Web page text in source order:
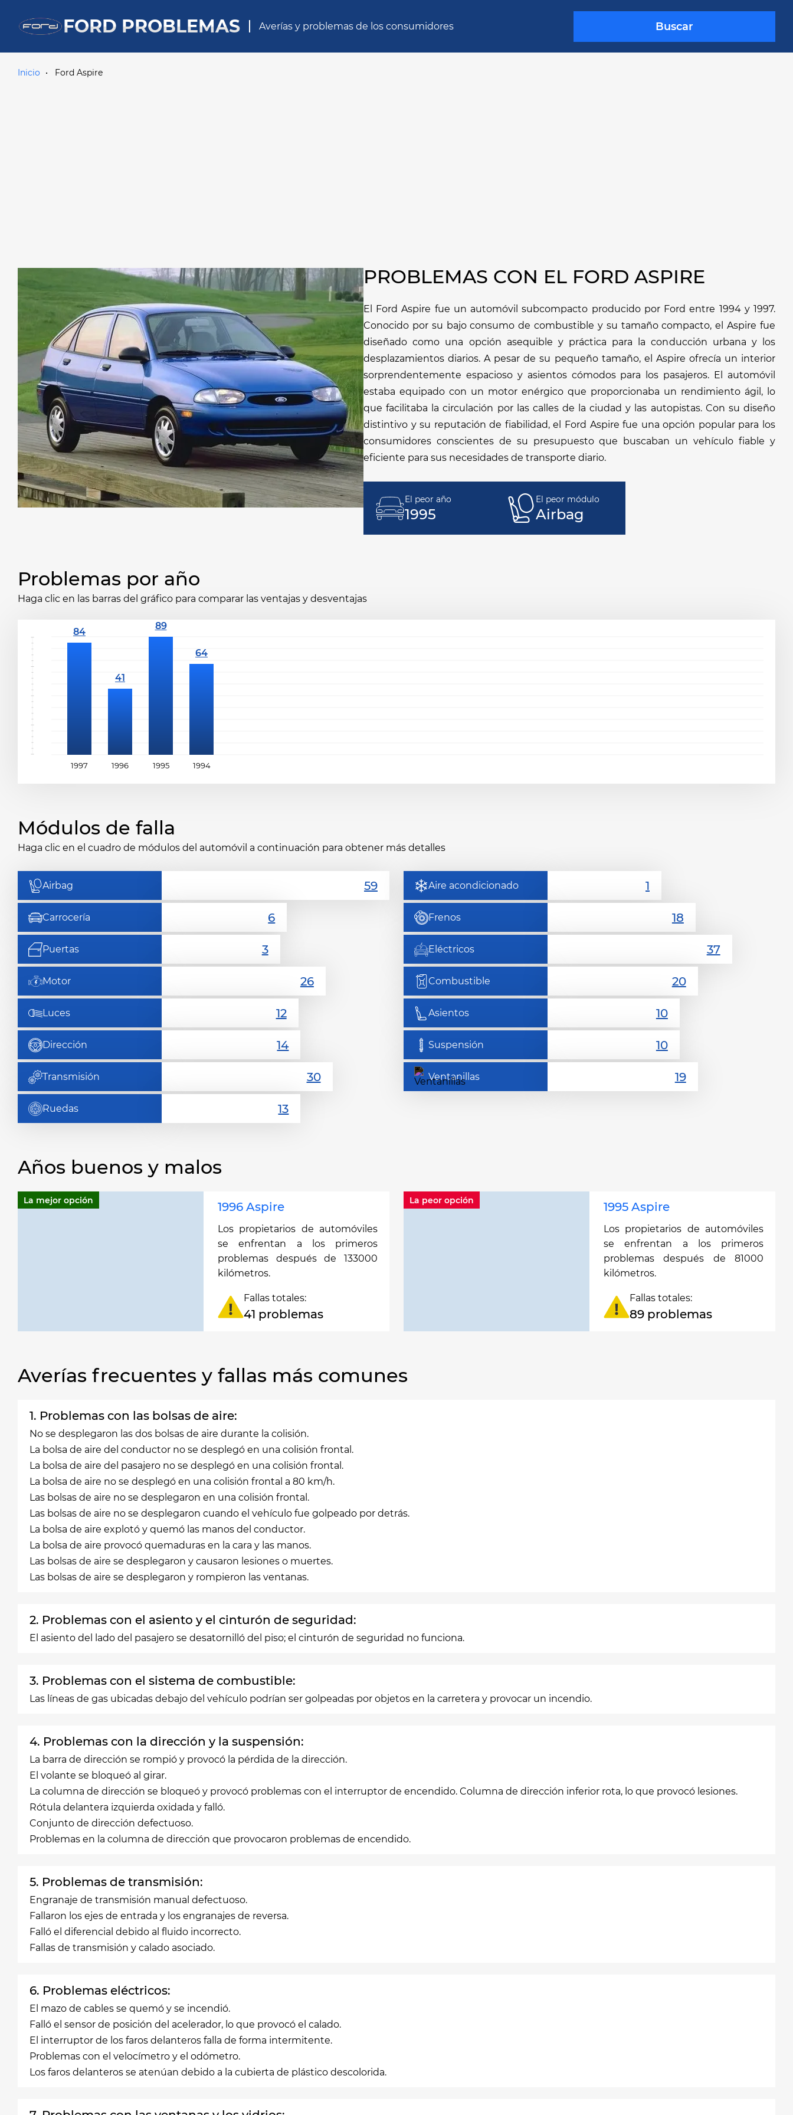
FORD PROBLEMAS Averías y problemas de los consumidores Buscar
Inicio Ford Aspire
PROBLEMAS CON EL FORD ASPIRE
El Ford Aspire fue un automóvil subcompacto producido por Ford entre 1994 y 1997.
Conocido por su bajo consumo de combustible y su tamaño compacto, el Aspire fue
diseñado como una opción asequible y práctica para la conducción urbana y los
desplazamientos diarios. A pesar de su pequeño tamaño, el Aspire ofrecía un interior
sorprendentemente espacioso y asientos cómodos para los pasajeros. El automóvil
estaba equipado con un motor enérgico que proporcionaba un rendimiento ágil, lo
que facilitaba la circulación por las calles de la ciudad y las autopistas. Con su diseño
distintivo y su reputación de fiabilidad, el Ford Aspire fue una opción popular para los
consumidores conscientes de su presupuesto que buscaban un vehículo fiable y
eficiente para sus necesidades de transporte diario.
El peor año
1995
El peor módulo
Airbag
Problemas por año
Haga clic en las barras del gráfico para comparar las ventajas y desventajas
1997 1996 1995 1994
Módulos de falla
Haga clic en el cuadro de módulos del automóvil a continuación para obtener más detalles
Airbag Aire acondicionado
Carrocería Frenos
Puertas Eléctricos
Motor Combustible
Luces Asientos
Dirección Suspensión
Transmisión Ventanillas
Ruedas
Años buenos y malos
La mejor opción 1996 Aspire
Los propietarios de automóviles
se enfrentan a los primeros
problemas después de 133000
kilómetros.
Fallas totales:
41 problemas
La peor opción 1995 Aspire
Los propietarios de automóviles
se enfrentan a los primeros
problemas después de 81000
kilómetros.
Fallas totales:
89 problemas
Averías frecuentes y fallas más comunes
1. Problemas con las bolsas de aire:
No se desplegaron las dos bolsas de aire durante la colisión.
La bolsa de aire del conductor no se desplegó en una colisión frontal.
La bolsa de aire del pasajero no se desplegó en una colisión frontal.
La bolsa de aire no se desplegó en una colisión frontal a 80 km/h.
Las bolsas de aire no se desplegaron en una colisión frontal.
Las bolsas de aire no se desplegaron cuando el vehículo fue golpeado por detrás.
La bolsa de aire explotó y quemó las manos del conductor.
La bolsa de aire provocó quemaduras en la cara y las manos.
Las bolsas de aire se desplegaron y causaron lesiones o muertes.
Las bolsas de aire se desplegaron y rompieron las ventanas.
2. Problemas con el asiento y el cinturón de seguridad:
El asiento del lado del pasajero se desatornilló del piso; el cinturón de seguridad no funciona.
3. Problemas con el sistema de combustible:
Las líneas de gas ubicadas debajo del vehículo podrían ser golpeadas por objetos en la carretera y provocar un incendio.
4. Problemas con la dirección y la suspensión:
La barra de dirección se rompió y provocó la pérdida de la dirección.
El volante se bloqueó al girar.
La columna de dirección se bloqueó y provocó problemas con el interruptor de encendido. Columna de dirección inferior rota, lo que provocó lesiones.
Rótula delantera izquierda oxidada y falló.
Conjunto de dirección defectuoso.
Problemas en la columna de dirección que provocaron problemas de encendido.
5. Problemas de transmisión:
Engranaje de transmisión manual defectuoso.
Fallaron los ejes de entrada y los engranajes de reversa.
Falló el diferencial debido al fluido incorrecto.
Fallas de transmisión y calado asociado.
6. Problemas eléctricos:
El mazo de cables se quemó y se incendió.
Falló el sensor de posición del acelerador, lo que provocó el calado.
El interruptor de los faros delanteros falla de forma intermitente.
Problemas con el velocímetro y el odómetro.
Los faros delanteros se atenúan debido a la cubierta de plástico descolorida.